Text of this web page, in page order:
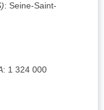
: Seine-Saint-
: 1 324 000